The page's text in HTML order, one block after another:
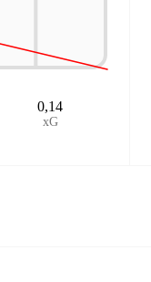
0,14
xG